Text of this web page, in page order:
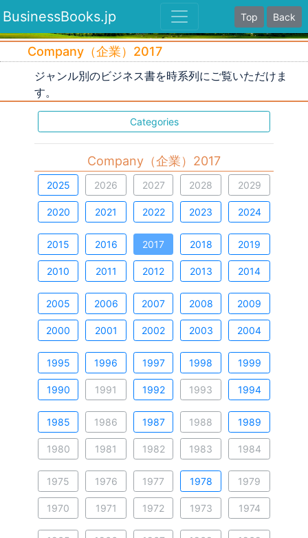
BusinessBooks.jp Top Back
Company（企業）2017
ジャンル別のビジネス書を時系列にご覧いただけま
す。
Categories
Company（企業）2017
2025 2026 2027 2028 2029
2020 2021 2022 2023 2024
2015 2016 2017 2018 2019
2010 2011 2012 2013 2014
2005 2006 2007 2008 2009
2000 2001 2002 2003 2004
1995 1996 1997 1998 1999
1990 1991 1992 1993 1994
1985 1986 1987 1988 1989
1980 1981 1982 1983 1984
1975 1976 1977 1978 1979
1970 1971 1972 1973 1974